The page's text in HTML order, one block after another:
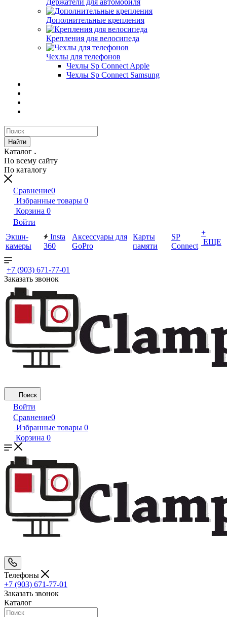
Держатели для автомобиля
Дополнительные крепления
Крепления для велосипеда
Чехлы для телефонов
Чехлы Sp Connect Apple
Чехлы Sp Connect Samsung
Найти
Каталог
По всему сайту
По каталогу
Сравнение0
Избранные товары 0
Корзина 0
Войти
Экшн-
камеры
Insta
360
Аксессуары для
GoPro
Карты
памяти
SP
Connect
+
ЕЩЕ
+7 (903) 671-77-01
Заказать звонок
Поиск
Войти
Сравнение0
Избранные товары 0
Корзина 0
Телефоны
+7 (903) 671-77-01
Заказать звонок
Каталог